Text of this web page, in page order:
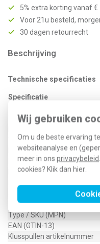
Wij gebruiken
Om u de beste ervaring
websiteanalyse en
meer in ons privacybeleid
cookies? Klik dan hier
5% extra korting vanaf €
Voor 21u besteld,
30 dagen retourrecht
Beschrijving
Technische specificaties
Specificatie
Materiaal
Vorm doorlaat
Met inbouwraam
Frontbreedte
Fronthoogte
Type / SKU (MPN)
EAN (GTIN-13)
Klusspullen artikelnummer